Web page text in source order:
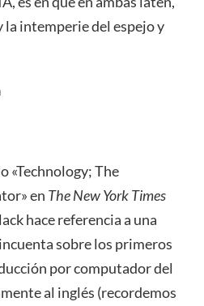
intemperie del espejo y
«Technology; The
en The New York Times
hace referencia a una
sobre los primeros
por computador del
al inglés (recordemos